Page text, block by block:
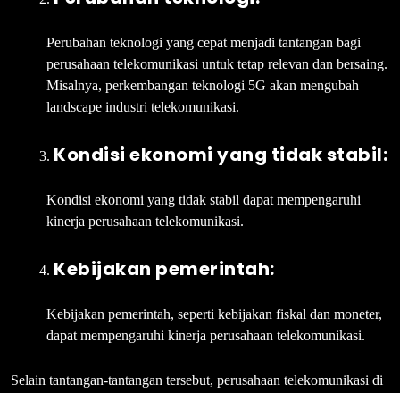
Perubahan teknologi yang cepat menjadi tantangan bagi
perusahaan telekomunikasi untuk tetap relevan dan bersaing.
Misalnya, perkembangan teknologi 5G akan mengubah
landscape industri telekomunikasi.
Kondisi ekonomi yang tidak stabil:
Kondisi ekonomi yang tidak stabil dapat mempengaruhi
kinerja perusahaan telekomunikasi.
Kebijakan pemerintah:
Kebijakan pemerintah, seperti kebijakan fiskal dan moneter,
dapat mempengaruhi kinerja perusahaan telekomunikasi.
Selain tantangan-tantangan tersebut, perusahaan telekomunikasi di